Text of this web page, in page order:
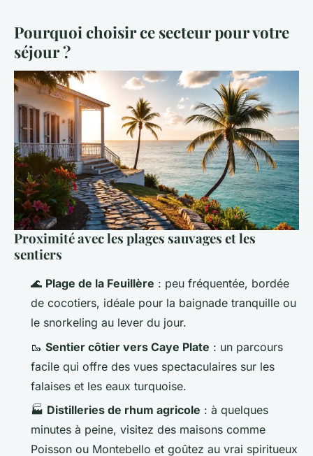
Pourquoi choisir ce secteur pour votre
séjour ?
Proximité avec les plages sauvages et les
sentiers
🌊 Plage de la Feuillère : peu fréquentée, bordée
de cocotiers, idéale pour la baignade tranquille ou
le snorkeling au lever du jour.
🥾 Sentier côtier vers Caye Plate : un parcours
facile qui offre des vues spectaculaires sur les
falaises et les eaux turquoise.
🏭 Distilleries de rhum agricole : à quelques
minutes à peine, visitez des maisons comme
Poisson ou Montebello et goûtez au vrai spiritueux